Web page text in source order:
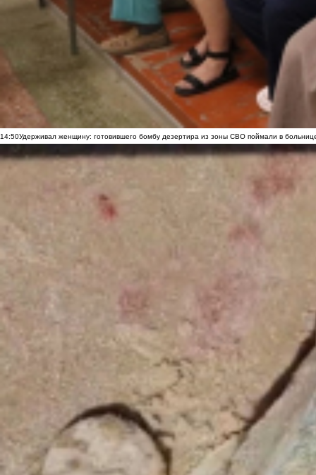
14:50Удерживал женщину: готовившего бомбу дезертира из зоны СВО поймали в